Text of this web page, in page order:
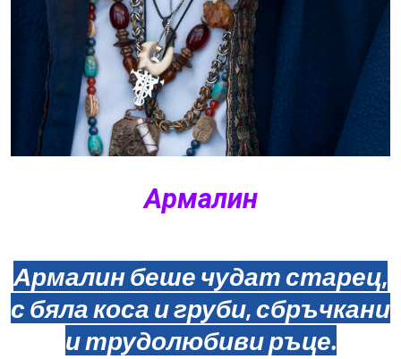
Армалин
Армалин беше чудат старец,
с бяла коса и груби, сбръчкани
и трудолюбиви ръце.